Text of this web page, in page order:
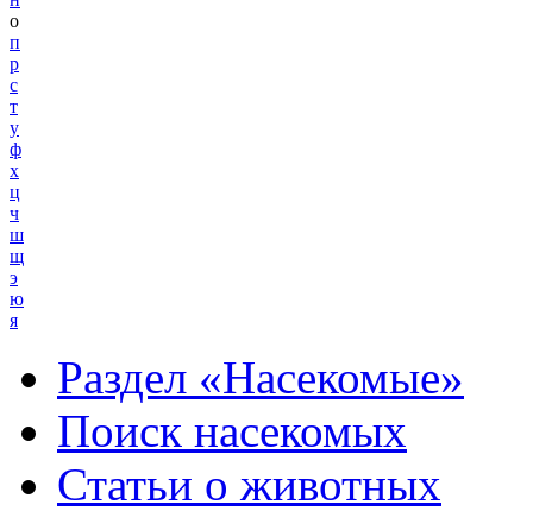
о
п
р
с
т
у
ф
х
ц
ч
ш
щ
э
ю
я
Раздел «Насекомые»
Поиск насекомых
Статьи о животных